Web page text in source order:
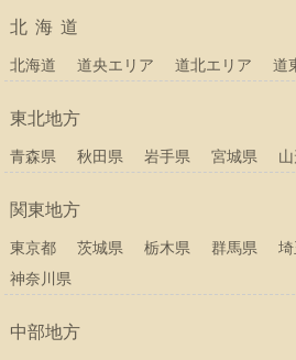
北海道
北海道 道央エリア 道北エリア 道
東北地方
青森県 秋田県 岩手県 宮城県
関東地方
東京都 茨城県 栃木県 群馬県
神奈川県
中部地方